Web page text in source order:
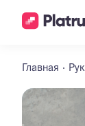
Главная